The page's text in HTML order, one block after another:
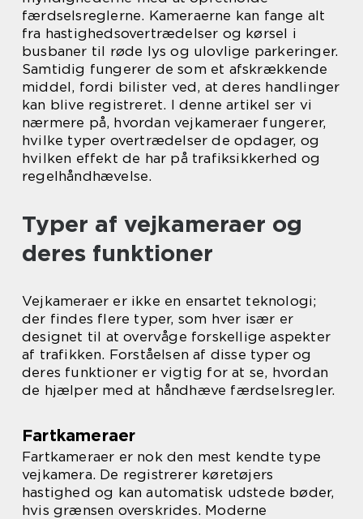
færdselsreglerne. Kameraerne kan fange alt
fra hastighedsovertrædelser og kørsel i
busbaner til røde lys og ulovlige parkeringer.
Samtidig fungerer de som et afskrækkende
middel, fordi bilister ved, at deres handlinger
kan blive registreret. I denne artikel ser vi
nærmere på, hvordan vejkameraer fungerer,
hvilke typer overtrædelser de opdager, og
hvilken effekt de har på trafiksikkerhed og
regelhåndhævelse.
Typer af vejkameraer og
deres funktioner
Vejkameraer er ikke en ensartet teknologi;
der findes flere typer, som hver især er
designet til at overvåge forskellige aspekter
af trafikken. Forståelsen af disse typer og
deres funktioner er vigtig for at se, hvordan
de hjælper med at håndhæve færdselsregler.
Fartkameraer
Fartkameraer er nok den mest kendte type
vejkamera. De registrerer køretøjers
hastighed og kan automatisk udstede bøder,
hvis grænsen overskrides. Moderne